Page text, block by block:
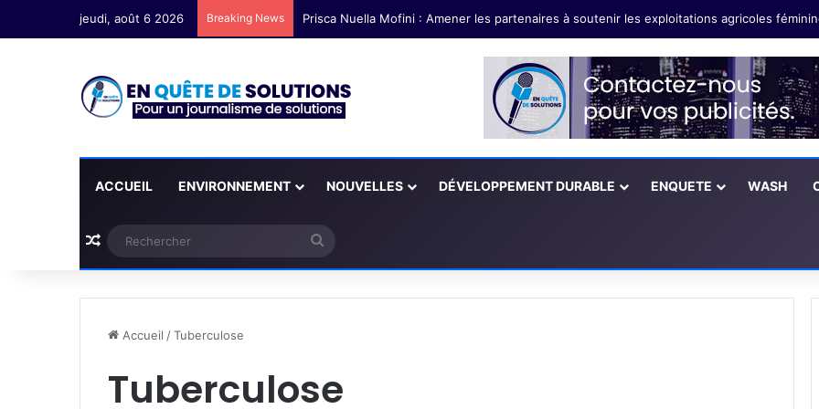
jeudi, août 6 2026 Breaking News
ACCUEIL ENVIRONNEMENT NOUVELLES DÉVELOPPEMENT DURABLE ENQUETE WASH
Plus d'articles
Accueil /Tuberculose
Tuberculose